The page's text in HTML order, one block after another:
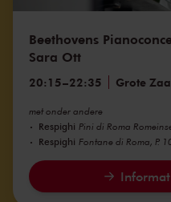
Beethovens
Sara Ott
20:15–22:35 Grote
met onder andere
Respighi Pini di Roma
Respighi Fontane di Roma, P.